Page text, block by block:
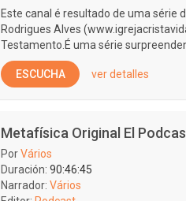
Este canal é resultado de uma série
Rodrigues Alves
Testamento.É uma série
ESCUCHA ver detalles
Metafísica Original El
PorVários
Duración: 90:46:45
Narrador: Vários